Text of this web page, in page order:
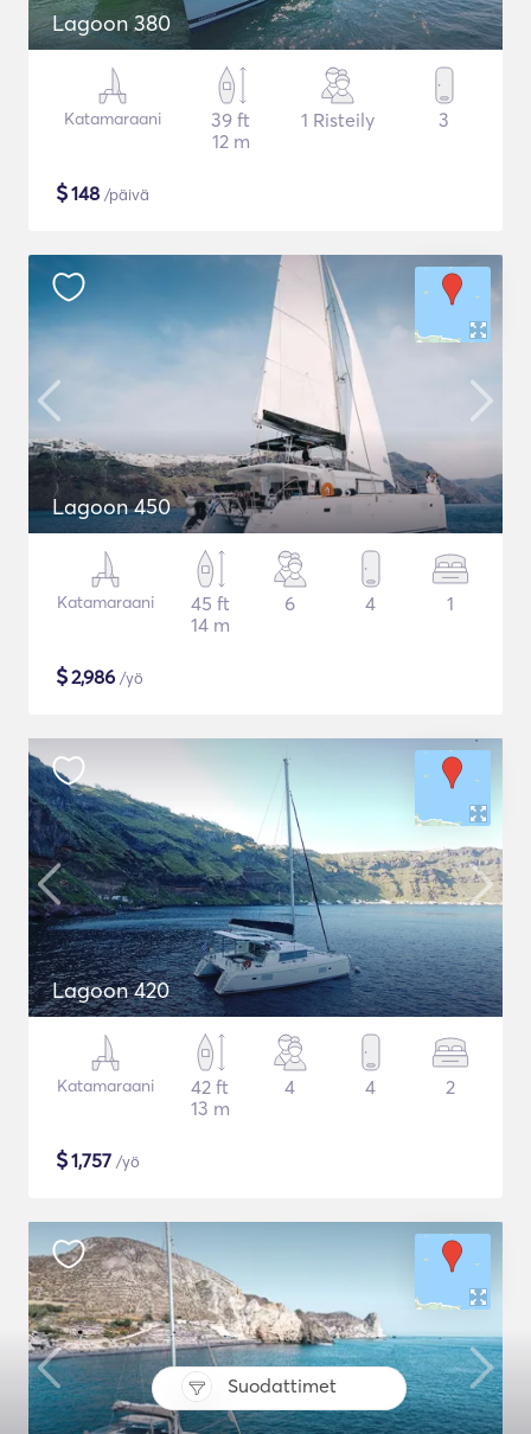
Suodattimet
Lagoon 380
Katamaraani
39 ft
12 m
1 Risteily 3
$148 /päivä
Lagoon 450
Katamaraani
45 ft
14 m
6 4 1
$2,986 /yö
Lagoon 420
Katamaraani
42 ft
13 m
4 4 2
$1,757 /yö